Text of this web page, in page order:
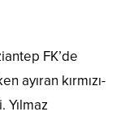
FK’de
ayıran kırmızı-
Yılmaz